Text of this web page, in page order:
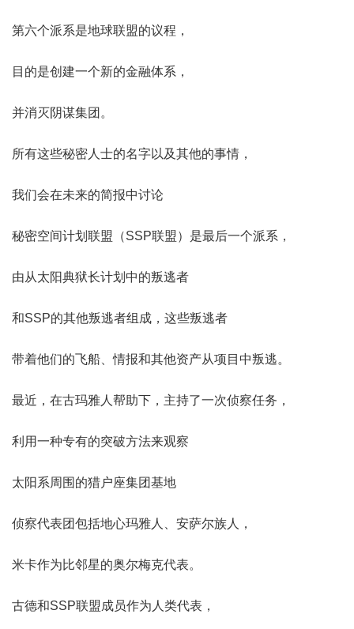
第六个派系是地球联盟的议程，
目的是创建一个新的金融体系，
并消灭阴谋集团。
所有这些秘密人士的名字以及其他的事情，
我们会在未来的简报中讨论
秘密空间计划联盟（SSP联盟）是最后一个派系，
由从太阳典狱长计划中的叛逃者
和SSP的其他叛逃者组成，这些叛逃者
带着他们的飞船、情报和其他资产从项目中叛逃。
最近，在古玛雅人帮助下，主持了一次侦察任务，
利用一种专有的突破方法来观察
太阳系周围的猎户座集团基地
侦察代表团包括地心玛雅人、安萨尔族人，
米卡作为比邻星的奥尔梅克代表。
古德和SSP联盟成员作为人类代表，